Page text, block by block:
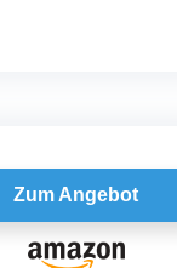
Zum Angebot